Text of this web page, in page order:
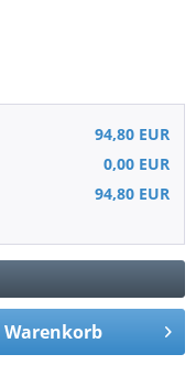
94,80 EUR
0,00 EUR
94,80 EUR
Warenkorb